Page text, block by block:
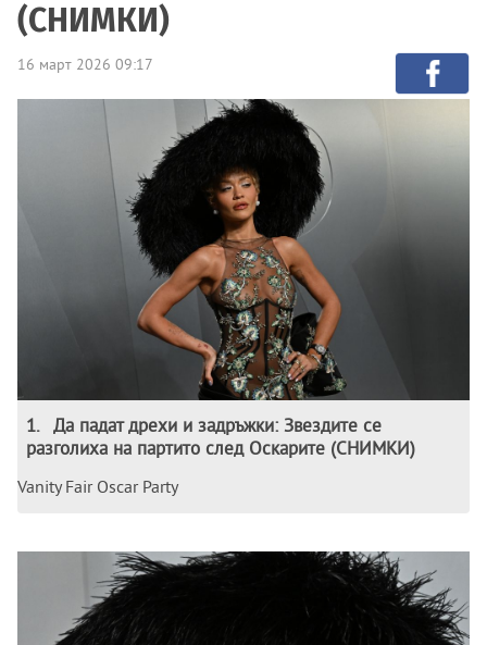
(СНИМКИ)
16 март 2026 09:17
1.
Да падат дрехи и задръжки: Звездите се
разголиха на партито след Оскарите (СНИМКИ)
Vanity Fair Oscar Party